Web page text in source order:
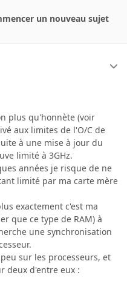
un nouveau sujet
plus qu'honnète (voir
aux limites de l'O/C de
à une mise à jour du
limité à 3GHz.
années je risque de ne
limité par ma carte mère
exactement c'est ma
que ce type de RAM) à
une synchronisation
sur les processeurs, et
deux d'entre eux :